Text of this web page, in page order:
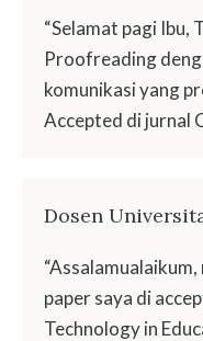
“Selamat pagi Ibu,
Proofreading
komunikasi yang
Accepted di jurnal
Dosen
paper saya di
Technology in